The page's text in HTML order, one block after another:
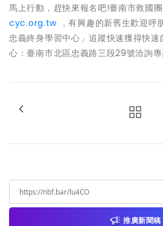
馬上行動，趕快來報名吧!臺南市救國
cyc.org.tw ，有興趣的新舊生歡迎呼
忠義終身學習中心」追蹤快速獲得快
心：臺南市北區忠義路三段29號洽詢
推廣新聞稿